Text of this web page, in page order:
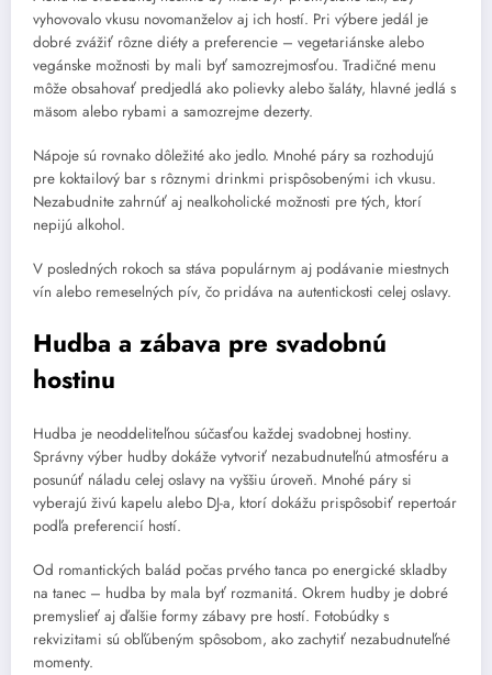
vyhovovalo vkusu novomanželov aj ich hostí. Pri výbere jedál je
dobré zvážiť rôzne diéty a preferencie – vegetariánske alebo
vegánske možnosti by mali byť samozrejmosťou. Tradičné menu
môže obsahovať predjedlá ako polievky alebo šaláty, hlavné jedlá s
mäsom alebo rybami a samozrejme dezerty.
Nápoje sú rovnako dôležité ako jedlo. Mnohé páry sa rozhodujú
pre koktailový bar s rôznymi drinkmi prispôsobenými ich vkusu.
Nezabudnite zahrnúť aj nealkoholické možnosti pre tých, ktorí
nepijú alkohol.
V posledných rokoch sa stáva populárnym aj podávanie miestnych
vín alebo remeselných pív, čo pridáva na autentickosti celej oslavy.
Hudba a zábava pre svadobnú
hostinu
Hudba je neoddeliteľnou súčasťou každej svadobnej hostiny.
Správny výber hudby dokáže vytvoriť nezabudnuteľnú atmosféru a
posunúť náladu celej oslavy na vyššiu úroveň. Mnohé páry si
vyberajú živú kapelu alebo DJ-a, ktorí dokážu prispôsobiť repertoár
podľa preferencií hostí.
Od romantických balád počas prvého tanca po energické skladby
na tanec – hudba by mala byť rozmanitá. Okrem hudby je dobré
premyslieť aj ďalšie formy zábavy pre hostí. Fotobúdky s
rekvizitami sú obľúbeným spôsobom, ako zachytiť nezabudnuteľné
momenty.